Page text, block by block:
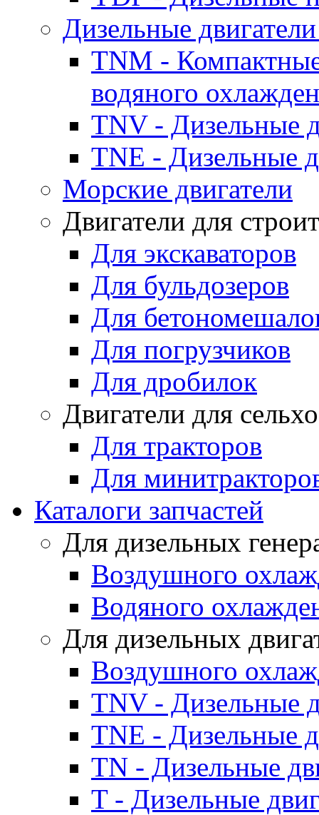
Дизельные
TNM -
водяного
TNV - Дизельные
TNE - Дизельные
Морские двигатели
Двигатели для
Для экскаваторов
Для бульдозеров
Для
Для погрузчиков
Для дробилок
Двигатели для
Для тракторов
Для
Каталоги запчастей
Для дизельных
Воздушного
Водяного
Для дизельных
Воздушного
TNV - Дизельные
TNE - Дизельные
TN - Дизельные
T - Дизельные